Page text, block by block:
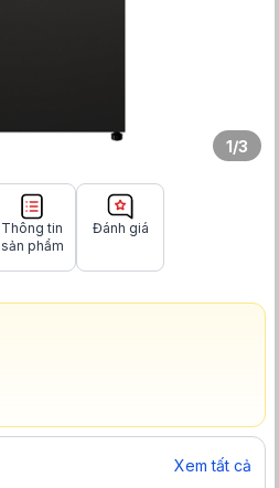
1/3
Thông tin
sản phẩm
Đánh giá
Xem tất cả